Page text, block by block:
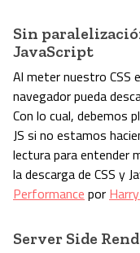
Sin
JavaScript
Al meter nuestro CSS
navegador pueda
Con lo cual, debemos
JS si no estamos
lectura para entender
la descarga de CSS y
Performance por
Server Side